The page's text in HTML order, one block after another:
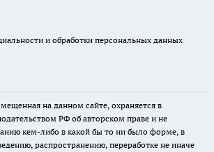
и обработки персональных данных
на данном сайте, охраняется в
РФ об авторском праве и не
кем-либо в какой бы то ни было форме, в
распространению, переработке не иначе